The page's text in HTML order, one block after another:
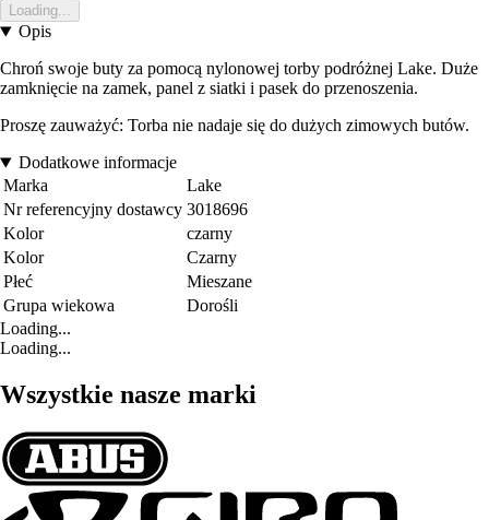
Loading...
Opis
Chroń swoje buty za pomocą nylonowej torby podróżnej Lake. Duże
zamknięcie na zamek, panel z siatki i pasek do przenoszenia.
Proszę zauważyć: Torba nie nadaje się do dużych zimowych butów.
Dodatkowe informacje
Marka
Lake
Nr referencyjny dostawcy 3018696
Kolor
czarny
Kolor
Czarny
Płeć
Mieszane
Grupa wiekowa
Dorośli
Loading...
Loading...
Wszystkie nasze marki